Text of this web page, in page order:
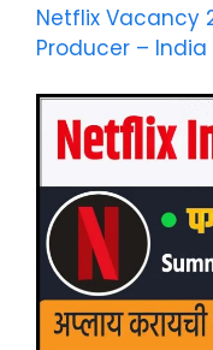
Netflix Vacancy
Producer –